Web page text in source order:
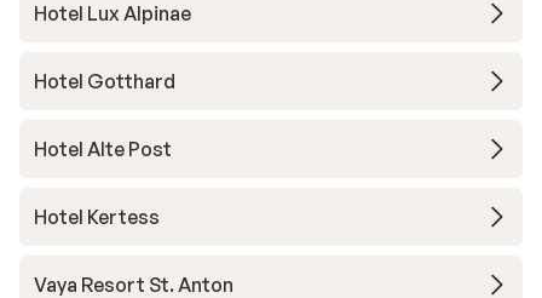
Hotel Lux Alpinae
Hotel Gotthard
Hotel Alte Post
Hotel Kertess
Vaya Resort St. Anton